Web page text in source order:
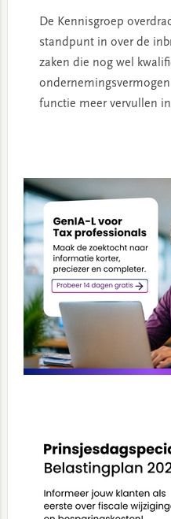
De Kennisgroep
standpunt in over de
zaken die nog wel
functie meer vervullen
Sidebar